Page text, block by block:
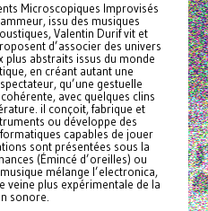
Microscopiques Improvisés
issu des musiques
Valentin Durif vit et
d’associer des univers
plus abstraits issus du monde
en créant autant une
qu’une gestuelle
avec quelques clins
il conçoit, fabrique et
ou développe des
capables de jouer
sont présentées sous la
(Émincé d’oreilles) ou
mélange l’electronica,
veine plus expérimentale de la
sonore.